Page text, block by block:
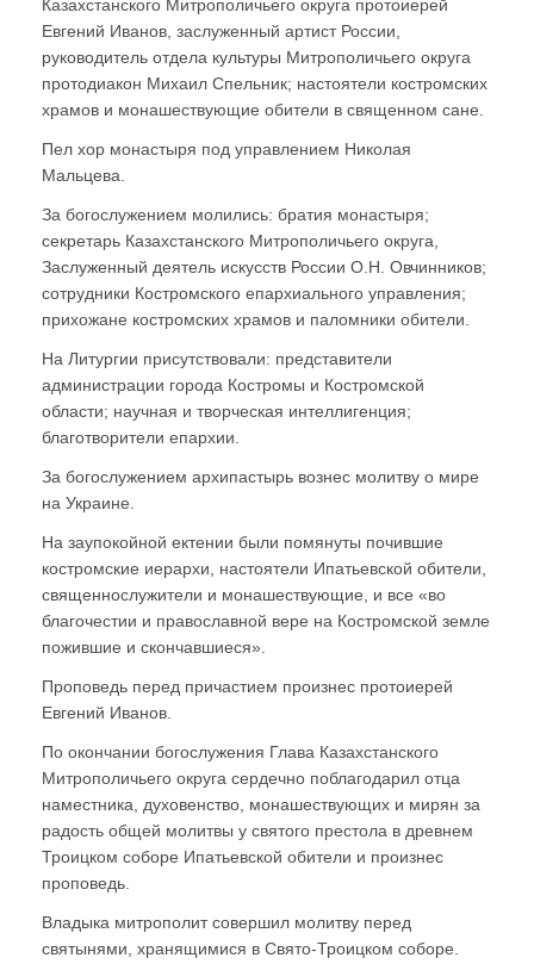
Казахстанского Митрополичьего округа протоиерей
Евгений Иванов, заслуженный артист России,
руководитель отдела культуры Митрополичьего округа
протодиакон Михаил Спельник; настоятели костромских
храмов и монашествующие обители в священном сане.
Пел хор монастыря под управлением Николая
Мальцева.
За богослужением молились: братия монастыря;
секретарь Казахстанского Митрополичьего округа,
Заслуженный деятель искусств России О.Н. Овчинников;
сотрудники Костромского епархиального управления;
прихожане костромских храмов и паломники обители.
На Литургии присутствовали: представители
администрации города Костромы и Костромской
области; научная и творческая интеллигенция;
благотворители епархии.
За богослужением архипастырь вознес молитву о мире
на Украине.
На заупокойной ектении были помянуты почившие
костромские иерархи, настоятели Ипатьевской обители,
священнослужители и монашествующие, и все «во
благочестии и православной вере на Костромской земле
пожившие и скончавшиеся».
Проповедь перед причастием произнес протоиерей
Евгений Иванов.
По окончании богослужения Глава Казахстанского
Митрополичьего округа сердечно поблагодарил отца
наместника, духовенство, монашествующих и мирян за
радость общей молитвы у святого престола в древнем
Троицком соборе Ипатьевской обители и произнес
проповедь.
Владыка митрополит совершил молитву перед
святынями, хранящимися в Свято-Троицком соборе.